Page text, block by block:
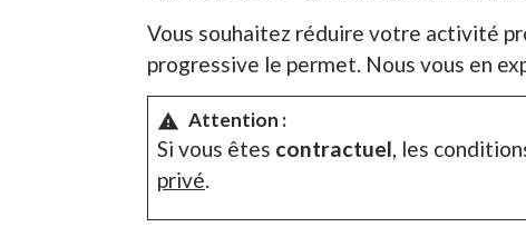
Vous souhaitez réduire votre activité
progressive le permet. Nous vous en
warning Attention :
Si vous êtes contractuel, les
privé.